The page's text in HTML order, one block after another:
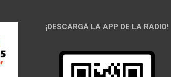
¡DESCARGÁ LA APP DE LA RADIO!